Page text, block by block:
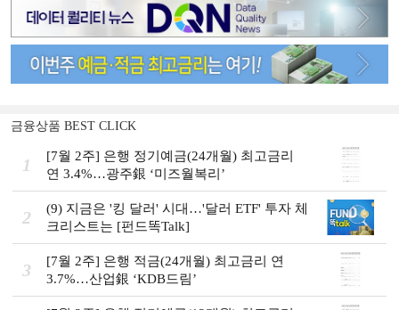
금융상품 BEST CLICK
1
[7월 2주] 은행 정기예금(24개월) 최고금리
연 3.4%…광주銀 ‘미즈월복리’
2
(9) 지금은 '킹 달러' 시대…'달러 ETF' 투자 체
크리스트는 [펀드똑Talk]
3
[7월 2주] 은행 적금(24개월) 최고금리 연
3.7%…산업銀 ‘KDB드림’